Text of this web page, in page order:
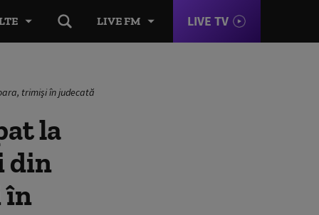
LIVE FM LIVE TV
trimişi în judecată
la
din
în